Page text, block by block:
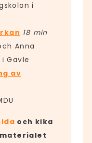
i
18 min
Anna
Gävle
av
och kika